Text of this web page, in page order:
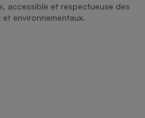
accessible et respectueuse des
environnementaux.